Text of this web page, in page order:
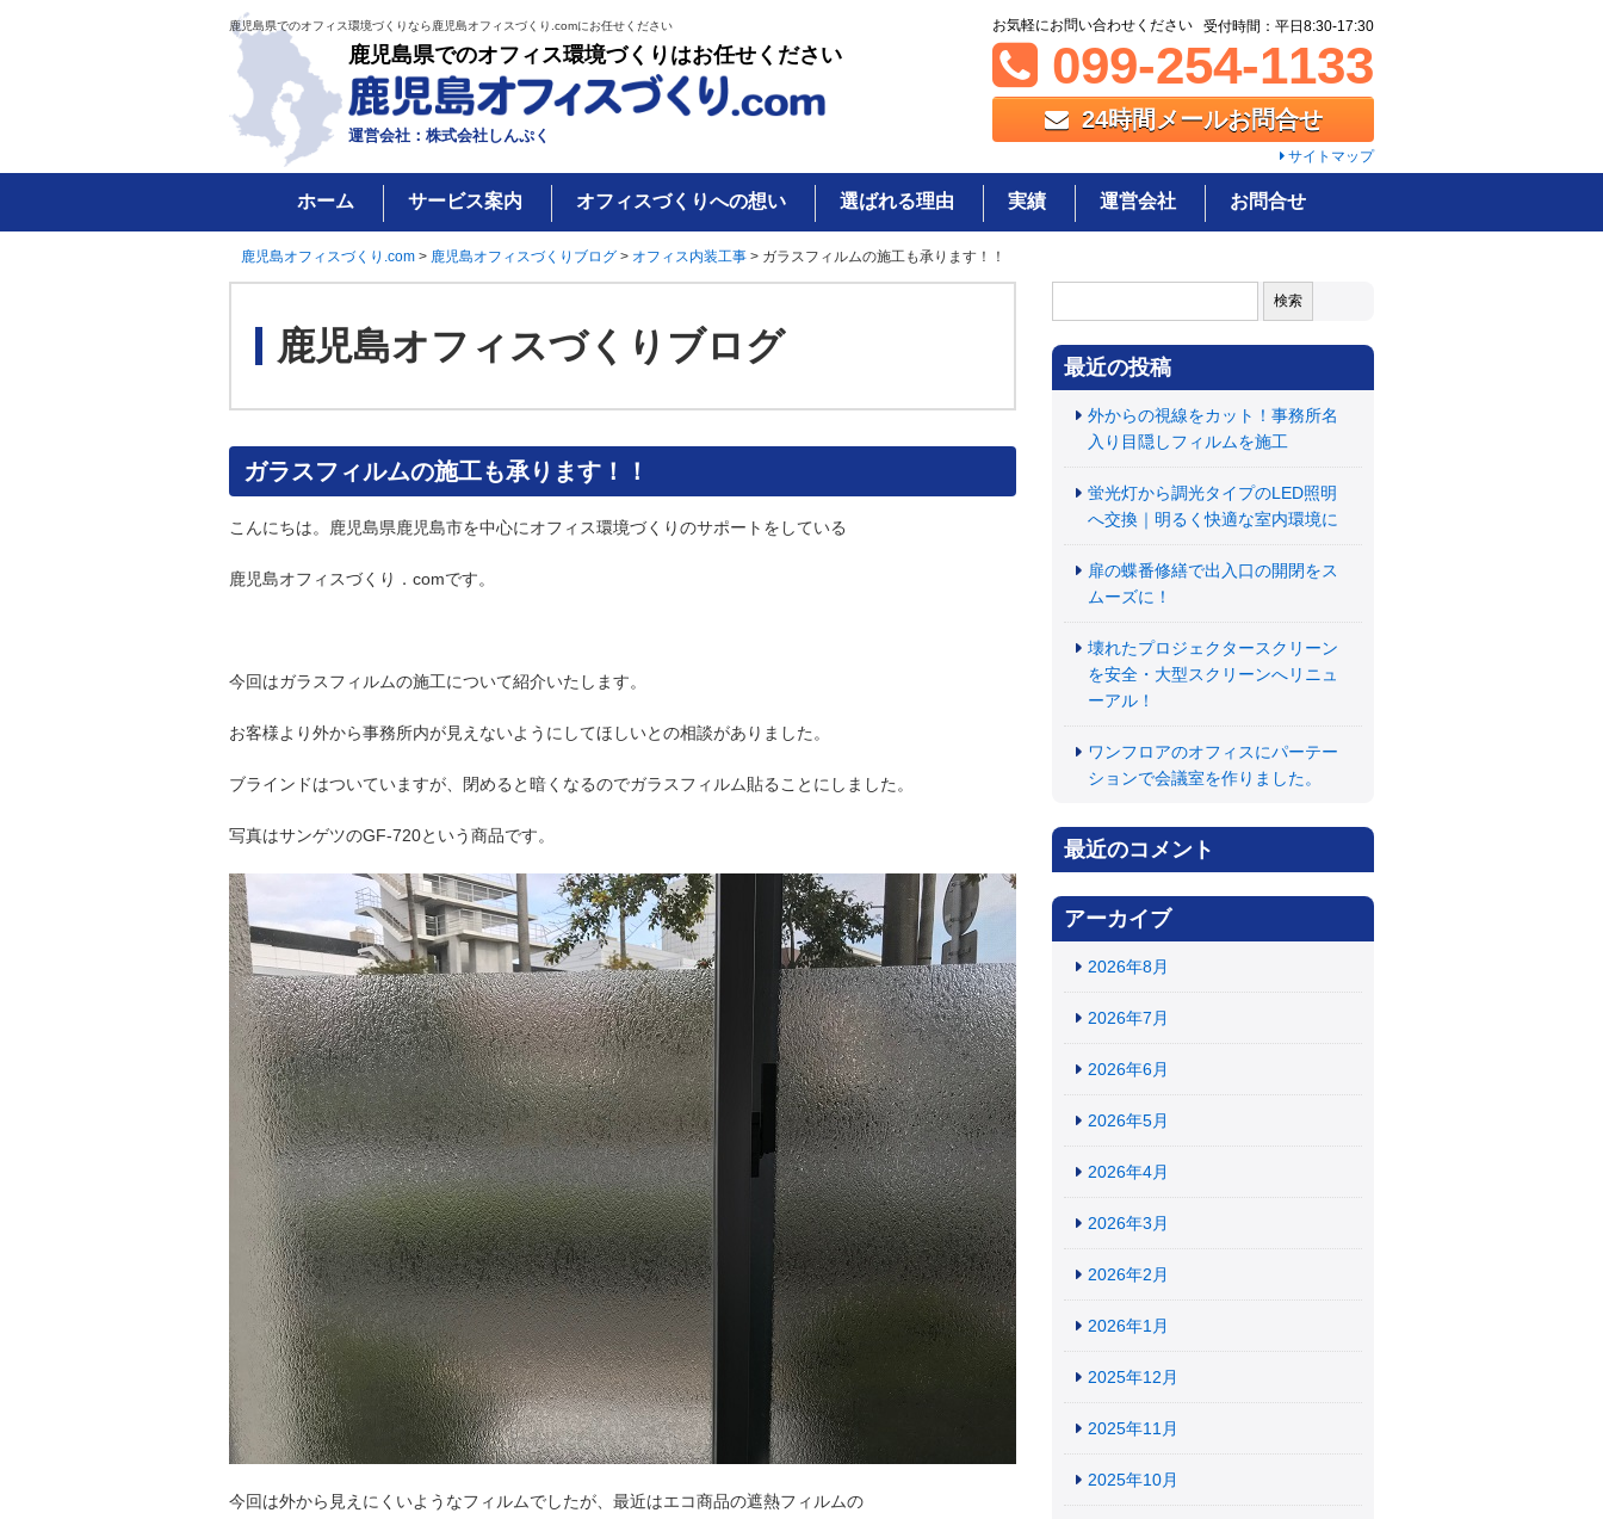
鹿児島県でのオフィス環境づくりなら鹿児島オフィスづくり.comにお任せください
鹿児島県でのオフィス環境づくりはお任せください
運営会社：株式会社しんぷく
お気軽にお問い合わせください
099-254-1133
受付時間：平日8:30-17:30
24時間メールお問合せ
サイトマップ
ホーム サービス案内 オフィスづくりへの想い 選ばれる理由 実績 運営会社 お問合せ
鹿児島オフィスづくり.com > 鹿児島オフィスづくりブログ > オフィス内装工事 > ガラスフィルムの施工も承ります！！
鹿児島オフィスづくりブログ
ガラスフィルムの施工も承ります！！
こんにちは。鹿児島県鹿児島市を中心にオフィス環境づくりのサポートをしている
鹿児島オフィスづくり．comです。
今回はガラスフィルムの施工について紹介いたします。
お客様より外から事務所内が見えないようにしてほしいとの相談がありました。
ブラインドはついていますが、閉めると暗くなるのでガラスフィルム貼ることにしました。
写真はサンゲツのGF-720という商品です。
今回は外から見えにくいようなフィルムでしたが、最近はエコ商品の遮熱フィルムの
索:
最近の投稿
外からの視線をカット！事務所名
入り目隠しフィルムを施工
蛍光灯から調光タイプのLED照明
へ交換｜明るく快適な室内環境に
扉の蝶番修繕で出入口の開閉をス
ムーズに！
壊れたプロジェクタースクリーン
を安全・大型スクリーンへリニュ
ーアル！
ワンフロアのオフィスにパーテー
ションで会議室を作りました。
最近のコメント
アーカイブ
2026年8月
2026年7月
2026年6月
2026年5月
2026年4月
2026年3月
2026年2月
2026年1月
2025年12月
2025年11月
2025年10月